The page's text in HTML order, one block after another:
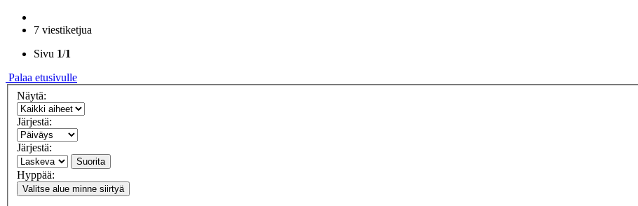
7 viestiketjua
Sivu 1/1
Palaa etusivulle
Näytä:
Järjestä:
Järjestä:
Suorita
Hyppää:
Valitse alue minne siirtyä